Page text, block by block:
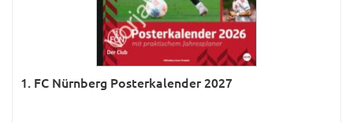
1. FC Nürnberg Posterkalender 2027